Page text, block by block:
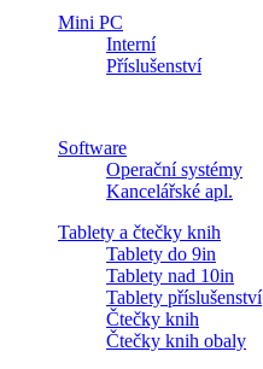
Mini PC
Interní
Příslušenství
Software
Operační systémy
Kancelářské apl.
Tablety a čtečky knih
Tablety do 9in
Tablety nad 10in
Tablety příslušenství
Čtečky knih
Čtečky knih obaly